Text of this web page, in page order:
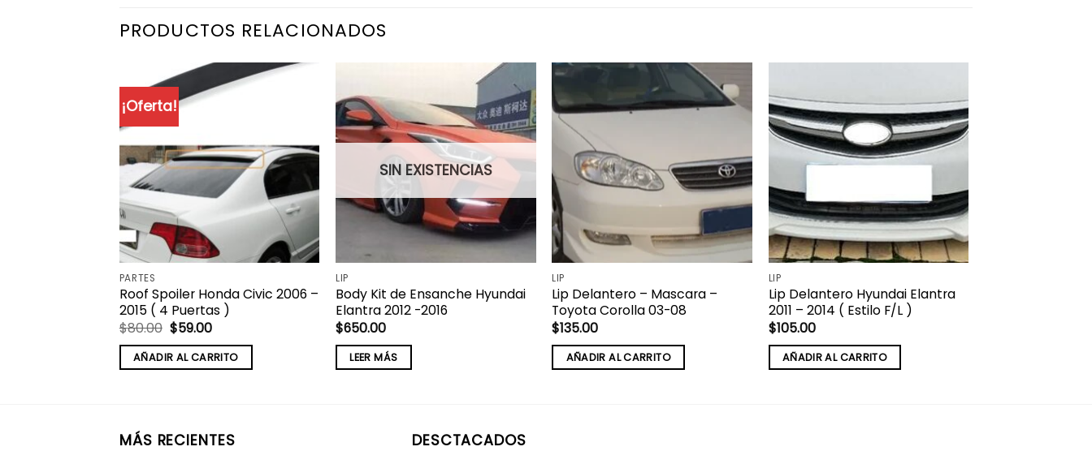
PRODUCTOS RELACIONADOS
¡Oferta!
PARTES
Roof Spoiler Honda Civic 2006 –
2015 ( 4 Puertas )
$80.00 El
precio
original
era:
$80.00.
$59.00El
actual
es:
$59.00.
AÑADIR AL CARRITO
SIN EXISTENCIAS
LIP
Body Kit de Ensanche Hyundai
Elantra 2012 -2016
$650.00
LEER MÁS
LIP
Lip Delantero – Mascara –
Toyota Corolla 03-08
$135.00
AÑADIR AL CARRITO
LIP
Lip Delantero Hyundai Elantra
2011 – 2014 ( Estilo F/L )
$105.00
AÑADIR AL CARRITO
MÁS RECIENTES DESCTACADOS